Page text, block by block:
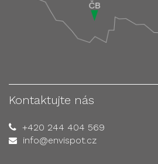
Kontaktujte nás
+420 244 404 569
info@envispot.cz